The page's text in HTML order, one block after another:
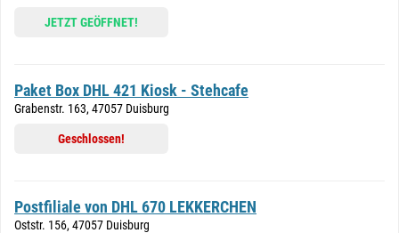
JETZT GEÖFFNET!
Paket Box DHL 421 Kiosk - Stehcafe
Grabenstr. 163, 47057 Duisburg
Geschlossen!
Postfiliale von DHL 670 LEKKERCHEN
Oststr. 156, 47057 Duisburg